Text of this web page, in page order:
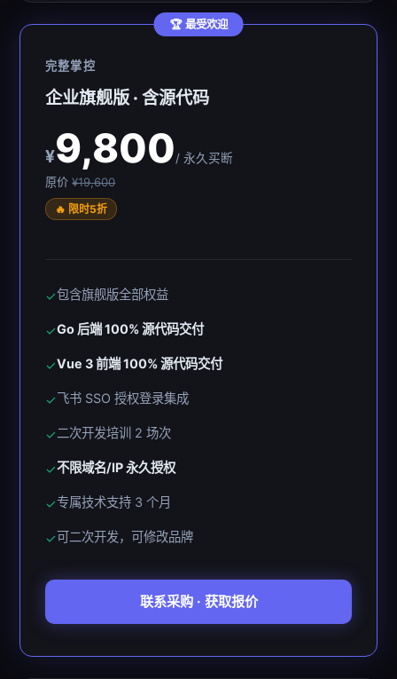
🏆 最受欢迎
完整掌控
企业旗舰版 · 含源代码
¥9,800/ 永久买断
原价¥19,600
🔥 限时5折
✓包含旗舰版全部权益
✓Go 后端 100% 源代码交付
✓Vue 3 前端 100% 源代码交付
✓飞书 SSO 授权登录集成
✓二次开发培训 2 场次
✓不限域名/IP 永久授权
✓专属技术支持 3 个月
✓可二次开发，可修改品牌
联系采购 · 获取报价